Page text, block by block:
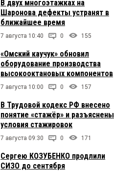
В двух многоэтажках на
Шаронова дефекты устранят в
ближайшее время
7 августа 10:40 0 155
«Омский каучук» обновил
оборудование производства
высокооктановых компонентов
7 августа 10:00 0 157
В Трудовой кодекс РФ внесено
понятие «стажёр» и разъяснены
условия стажировок
7 августа 09:30 0 171
Сергею КОЗУБЕНКО продлили
СИЗО до сентября